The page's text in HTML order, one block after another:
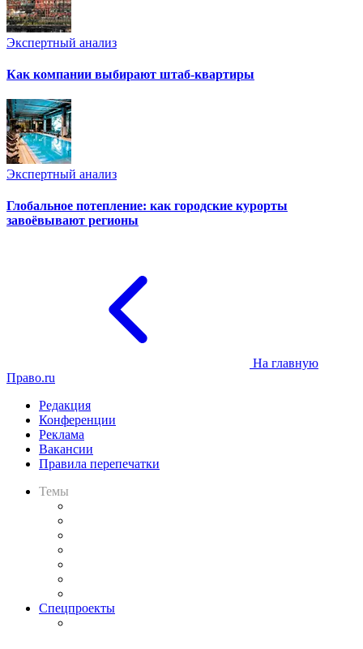
Экспертный анализ
Как компании выбирают штаб-квартиры
Экспертный анализ
Глобальное потепление: как городские курорты
завоёвывают регионы
На главную
Право.ru
Редакция
Конференции
Реклама
Вакансии
Правила перепечатки
Темы
Спецпроекты